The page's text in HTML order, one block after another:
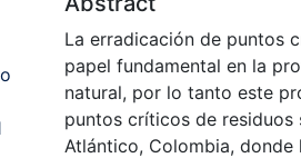
La erradicación de puntos
papel fundamental en la
natural, por lo tanto este
puntos críticos de residuos
Atlántico, Colombia,